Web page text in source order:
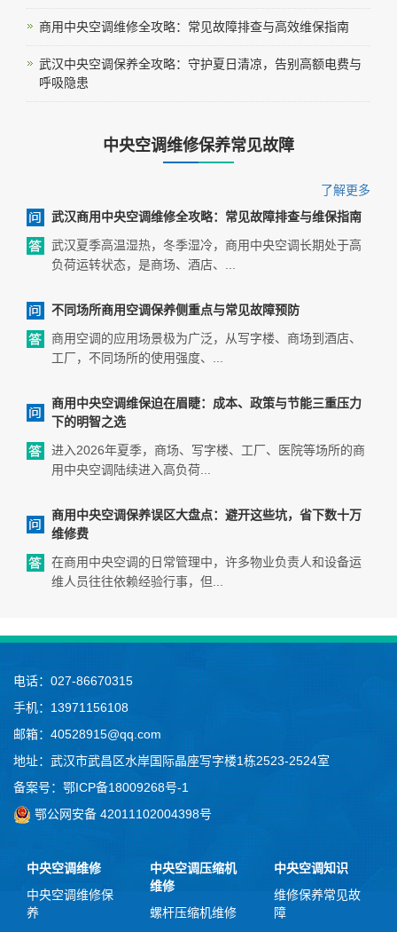
商用中央空调维修全攻略：常见故障排查与高效维保指南
武汉中央空调保养全攻略：守护夏日清凉，告别高额电费与
呼吸隐患
中央空调维修保养常见故障
了解更多
武汉商用中央空调维修全攻略：常见故障排查与维保指南
武汉夏季高温湿热，冬季湿冷，商用中央空调长期处于高
负荷运转状态，是商场、酒店、...
不同场所商用空调保养侧重点与常见故障预防
商用空调的应用场景极为广泛，从写字楼、商场到酒店、
工厂，不同场所的使用强度、...
商用中央空调维保迫在眉睫：成本、政策与节能三重压力
下的明智之选
进入2026年夏季，商场、写字楼、工厂、医院等场所的商
用中央空调陆续进入高负荷...
商用中央空调保养误区大盘点：避开这些坑，省下数十万
维修费
在商用中央空调的日常管理中，许多物业负责人和设备运
维人员往往依赖经验行事，但...
电话：027-86670315
手机：13971156108
邮箱：40528915@qq.com
地址：武汉市武昌区水岸国际晶座写字楼1栋2523-2524室
备案号： 鄂ICP备18009268号-1
鄂公网安备 42011102004398号
中央空调维修
中央空调维修保
养
中央空调压缩机
维修
螺杆压缩机维修
中央空调知识
维修保养常见故
障